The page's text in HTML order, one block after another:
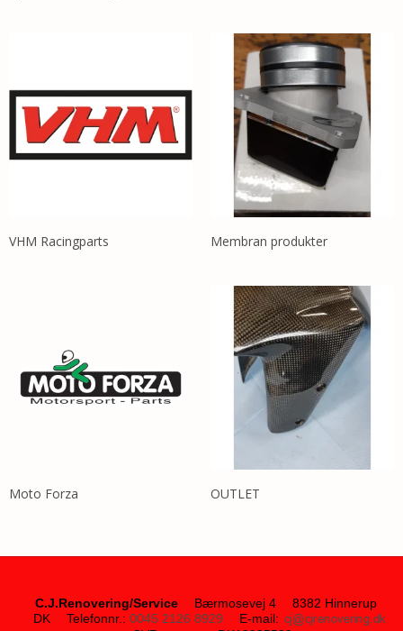
VHM Racingparts Membran produkter
Moto Forza OUTLET
C.J.Renovering/Service Bærmosevej 4
8382 Hinnerup
DK
Telefonnr.: 0045 2126 8929 E-mail: